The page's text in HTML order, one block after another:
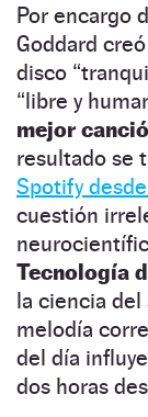
Por encargo
Goddard
disco
“libre y
mejor
resultado se
Spotify
cuestión
Tecnología
la ciencia del
melodía
del día
dos horas